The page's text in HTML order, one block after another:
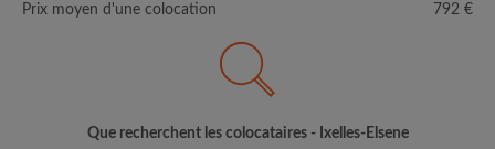
Prix moyen d'une colocation
792 €
Que recherchent les colocataires - Ixelles-Elsene